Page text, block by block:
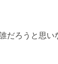
だろうと思い